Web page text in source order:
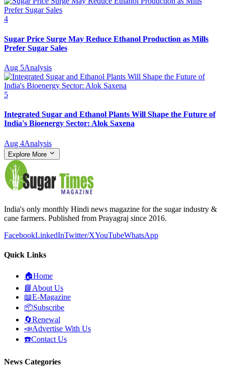
4
Sugar Price Surge May Reduce Ethanol Production as Mills
Prefer Sugar Sales
Aug 5Analysis
5
Integrated Sugar and Ethanol Plants Will Shape the Future of
India's Bioenergy Sector: Alok Saxena
Aug 4Analysis
Explore More
India's only monthly Hindi news magazine for the sugar industry &
cane farmers. Published from Prayagraj since 2016.
FacebookLinkedInTwitter/XYouTubeWhatsApp
Quick Links
🏠Home
📘 About Us
📖E-Magazine
📦Subscribe
🔄Renewal
📣Advertise With Us
☎️Contact Us
News Categories